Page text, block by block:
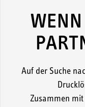
Auf der Suche
Zusammen